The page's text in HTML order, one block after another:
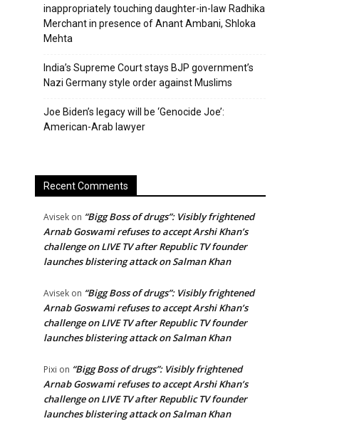
inappropriately touching daughter-in-law Radhika
Merchant in presence of Anant Ambani, Shloka
Mehta
India’s Supreme Court stays BJP government’s
Nazi Germany style order against Muslims
Joe Biden’s legacy will be ‘Genocide Joe’:
American-Arab lawyer
Recent Comments
Avisek on “Bigg Boss of drugs”: Visibly frightened
Arnab Goswami refuses to accept Arshi Khan’s
challenge on LIVE TV after Republic TV founder
launches blistering attack on Salman Khan
Avisek on “Bigg Boss of drugs”: Visibly frightened
Arnab Goswami refuses to accept Arshi Khan’s
challenge on LIVE TV after Republic TV founder
launches blistering attack on Salman Khan
Pixi on “Bigg Boss of drugs”: Visibly frightened
Arnab Goswami refuses to accept Arshi Khan’s
challenge on LIVE TV after Republic TV founder
launches blistering attack on Salman Khan